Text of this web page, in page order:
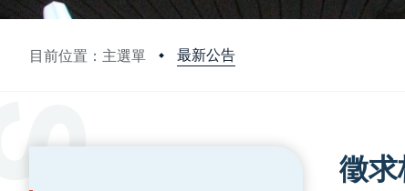
目前位置：主選單 最新公告
:::
徵